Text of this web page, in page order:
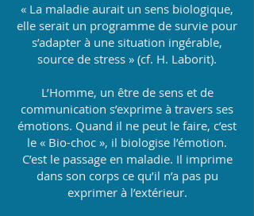
« La maladie aurait un sens biologique,
elle serait un programme de survie pour
s’adapter à une situation ingérable,
source de stress » (cf. H. Laborit).
L’Homme, un être de sens et de
communication s’exprime à travers ses
émotions. Quand il ne peut le faire, c’est
le « Bio-choc », il biologise l’émotion.
C’est le passage en maladie. Il imprime
dans son corps ce qu’il n’a pas pu
exprimer à l’extérieur.